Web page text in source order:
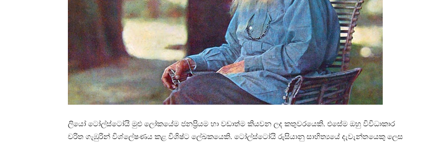
ලියෝ ටෝල්ස්ටෝයි මුළු ලෝකයේම ජනප්‍රියම හා වඩාත්ම කියවන ලද කතුවරයෙකි. එසේම ඔහු විවිධාකාර
චරිත ගැඹුරින් විශ්ලේෂණය කළ විශිෂ්ට ලේඛකයෙකි. ටෝල්ස්ටෝයි රුසියානු සාහිත්‍යයේ දැවැන්තයෙකු ලෙස